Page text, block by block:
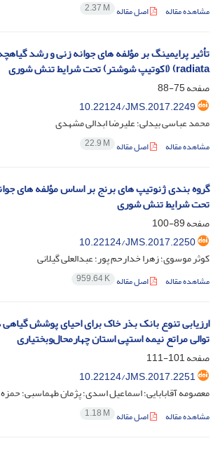
مشاهده مقاله اصل مقاله 2.37 M
radiata) (اکوتیپ شوشتر) تحت شرایط تنش شوری
صفحه75-88
10.22124/JMS.2017.2249
محمد عباسی بیدلی؛ علیرضا ابدالی مشهدی
مشاهده مقاله اصل مقاله 22.9 M
گروه ‏بندی ژنوتیپ ‏های برنج بر اساس مؤلفه‏ های
تحت شرایط تنش شوری
صفحه89-100
10.22124/JMS.2017.2250
کوثر موسوی؛ زهرا خدارحم‏ پور؛ عبدالعلی گیلانی
مشاهده مقاله اصل مقاله 959.64 K
ارزیابی تنوع بانک بذر خاک برای احیای پوشش
توالی مراتع نیمه استپی استان چهار‌محال‌و‌بختیاری
صفحه101-111
10.22124/JMS.2017.2251
معصومه آقابابایی؛ اسماعیل اسدی؛ پژمان طهماسبی؛
مشاهده مقاله اصل مقاله 1.18 M